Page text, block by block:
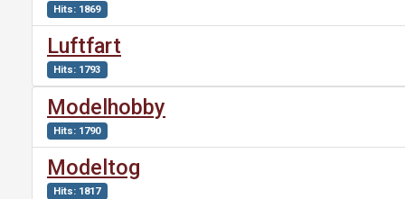
Hits: 1869
Luftfart
Hits: 1793
Modelhobby
Hits: 1790
Modeltog
Hits: 1817